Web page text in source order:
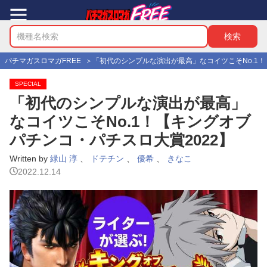
パチマガスロマガFREE 「初代のシンプルな演出が最高」なコイツこそNo.1
SPECIAL
「初代のシンプルな演出が最高」
なコイツこそNo.1！【キングオブ
パチンコ・パチスロ大賞2022】
Written by 緑山 淳 ドテチン 優希
きなこ
2022.12.14